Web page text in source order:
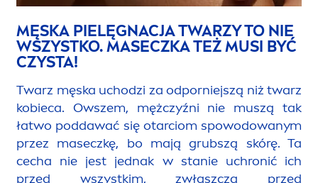
MĘSKA PIELĘGNACJA TWARZY TO NIE
WSZYSTKO. MASECZKA TEŻ MUSI BYĆ
CZYSTA!
Twarz męska uchodzi za odporniejszą niż twarz
kobieca. Owszem, mężczyźni nie muszą tak
łatwo poddawać się otarciom spowodowanym
przez maseczkę, bo mają grubszą skórę. Ta
cecha nie jest jednak w stanie uchronić ich
przed wszystkim, zwłaszcza przed